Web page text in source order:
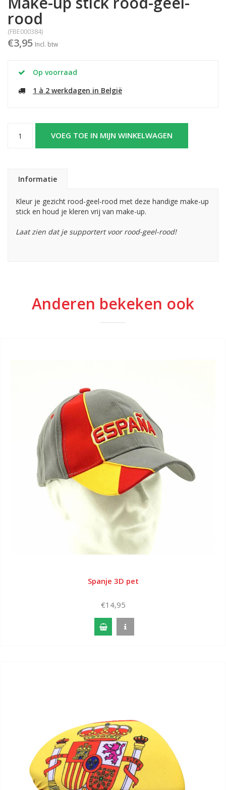
rood
(FBE000384)
€3,95 Incl. btw
Op voorraad
1 à 2 werkdagen in België
VOEG TOE IN MIJN WINKELWAGEN
Informatie
Kleur je gezicht rood-geel-rood met deze handige make-up
stick en houd je kleren vrij van make-up.
Laat zien dat je supportert voor rood-geel-rood!
Anderen bekeken ook
Spanje 3D pet
€14,95